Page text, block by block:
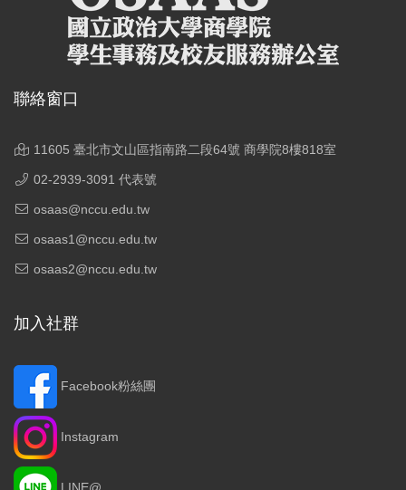
聯絡窗口
11605 臺北市文山區指南路二段64號 商學院8樓818室
02-2939-3091 代表號
osaas@nccu.edu.tw
osaas1@nccu.edu.tw
osaas2@nccu.edu.tw
加入社群
Facebook粉絲團
Instagram
LINE@